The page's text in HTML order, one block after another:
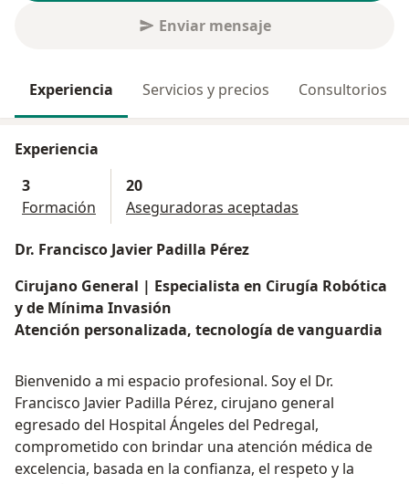
Enviar mensaje
Experiencia Servicios y precios Consultorios
Experiencia
3
Formación
20
Aseguradoras aceptadas
Dr. Francisco Javier Padilla Pérez
Cirujano General | Especialista en Cirugía Robótica
y de Mínima Invasión
Atención personalizada, tecnología de vanguardia
Bienvenido a mi espacio profesional. Soy el Dr.
Francisco Javier Padilla Pérez, cirujano general
egresado del Hospital Ángeles del Pedregal,
comprometido con brindar una atención médica de
excelencia, basada en la confianza, el respeto y la